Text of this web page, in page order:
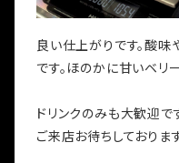
良い仕上がりです。酸
です。ほのかに甘いベリ
ドリンクのみも大歓迎で
ご来店お待ちしております